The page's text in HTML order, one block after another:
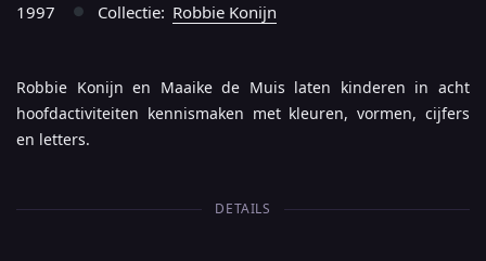
1997 ● Collectie: Robbie Konijn
Robbie Konijn en Maaike de Muis laten kinderen in acht
hoofdactiviteiten kennismaken met kleuren, vormen, cijfers
en letters.
DETAILS